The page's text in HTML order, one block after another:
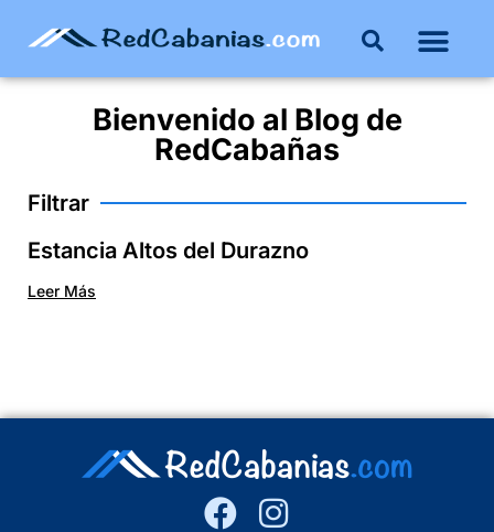
Bienvenido al Blog de
RedCabañas
Filtrar
Estancia Altos del Durazno
Leer Más